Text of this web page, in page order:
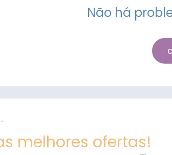
Não há
melhores ofertas!